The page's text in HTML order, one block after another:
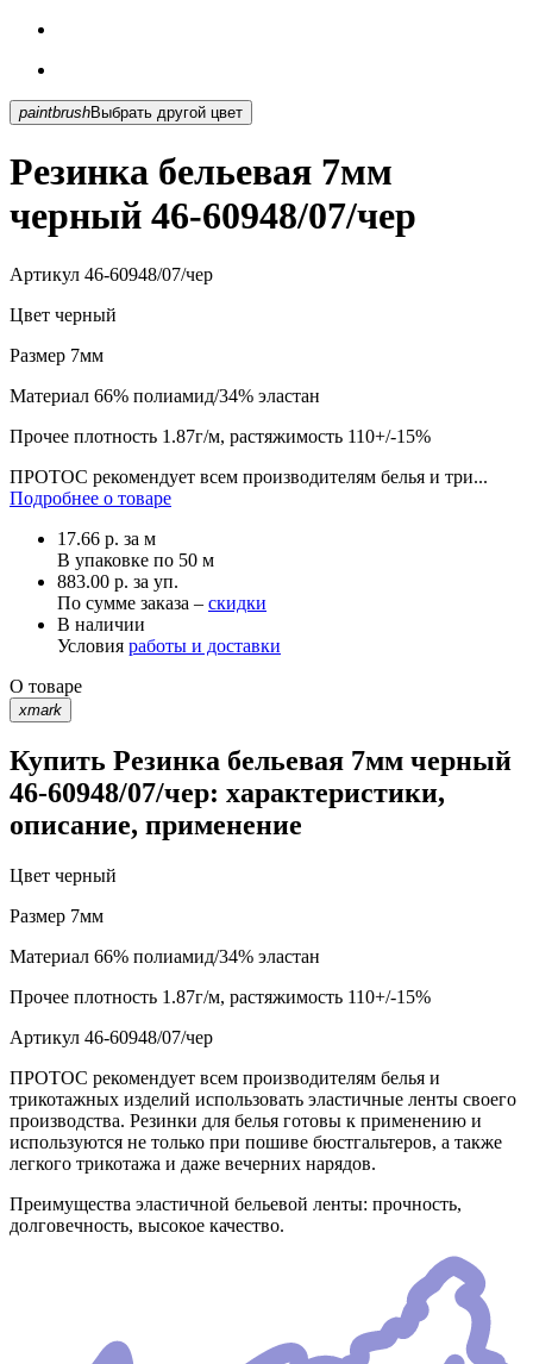
paintbrush Выбрать другой цвет
Резинка бельевая 7мм
черный 46-60948/07/чер
Артикул 46-60948/07/чер
Цвет черный
Размер 7мм
Материал 66% полиамид/34% эластан
Прочее плотность 1.87г/м, растяжимость 110+/-15%
ПРОТОС рекомендует всем производителям белья и три...
Подробнее о товаре
17.66 р. за м
В упаковке по 50 м
883.00 р. за уп.
По сумме заказа – скидки
В наличии
Условия работы и доставки
О товаре
xmark
Купить Резинка бельевая 7мм черный
46-60948/07/чер: характеристики,
описание, применение
Цвет черный
Размер 7мм
Материал 66% полиамид/34% эластан
Прочее плотность 1.87г/м, растяжимость 110+/-15%
Артикул 46-60948/07/чер
ПРОТОС рекомендует всем производителям белья и
трикотажных изделий использовать эластичные ленты своего
производства. Резинки для белья готовы к применению и
используются не только при пошиве бюстгальтеров, а также
легкого трикотажа и даже вечерних нарядов.
Преимущества эластичной бельевой ленты: прочность,
долговечность, высокое качество.